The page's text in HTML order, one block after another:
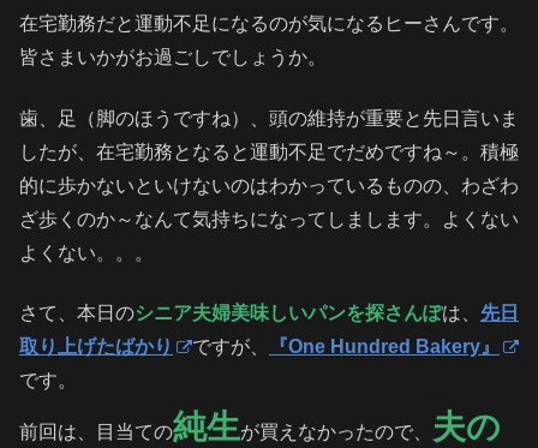
在宅勤務だと運動不足になるのが気になるヒーさんです。
皆さまいかがお過ごしでしょうか。
歯、足（脚のほうですね）、頭の維持が重要と先日言いま
したが、在宅勤務となると運動不足でだめですね～。積極
的に歩かないといけないのはわかっているものの、わざわ
ざ歩くのか～なんて気持ちになってしまします。よくない
よくない。。。
さて、本日のシニア夫婦美味しいパンを探さんぽは、 先日
取り上げたばかり
ですが、
『One Hundred Bakery』
です。
前回は、目当ての純生が買えなかったので、
夫の